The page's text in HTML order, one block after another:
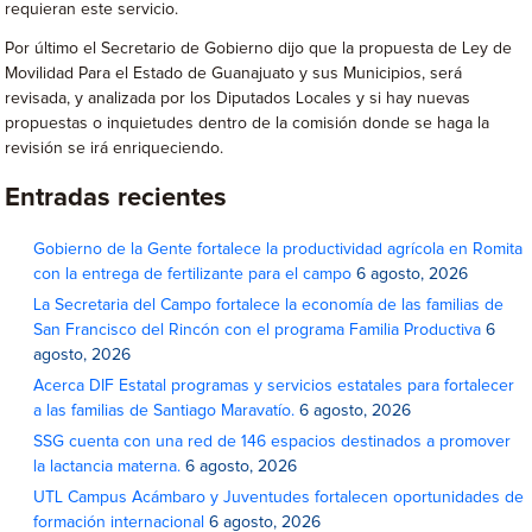
requieran este servicio.
Por último el Secretario de Gobierno dijo que la propuesta de Ley de
Movilidad Para el Estado de Guanajuato y sus Municipios, será
revisada, y analizada por los Diputados Locales y si hay nuevas
propuestas o inquietudes dentro de la comisión donde se haga la
revisión se irá enriqueciendo.
Entradas recientes
Gobierno de la Gente fortalece la productividad agrícola en Romita
con la entrega de fertilizante para el campo 6 agosto, 2026
La Secretaria del Campo fortalece la economía de las familias de
San Francisco del Rincón con el programa Familia Productiva 6
agosto, 2026
Acerca DIF Estatal programas y servicios estatales para fortalecer
a las familias de Santiago Maravatío. 6 agosto, 2026
SSG cuenta con una red de 146 espacios destinados a promover
la lactancia materna. 6 agosto, 2026
UTL Campus Acámbaro y Juventudes fortalecen oportunidades de
formación internacional 6 agosto, 2026